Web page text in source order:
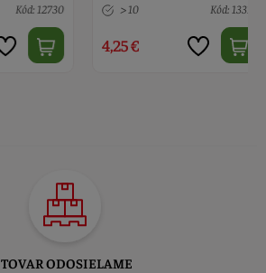
Kód: 12730 > 10 Kód: 13313
4,25 €
TOVAR ODOSIELAME